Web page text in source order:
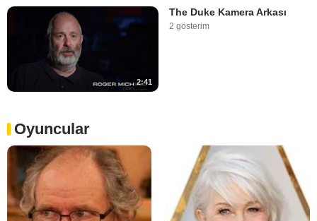
2:41
The Duke Kamera Arkası
2 gösterim
Oyuncular